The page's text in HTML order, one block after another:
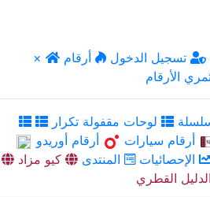
× تسجيل الدخول
أرقام
الأرقام
لوحات مقفولة تكرار
أرقام سيارات
أرقام أوريدو
الإحصائيات المنتدى
كيو مزاد
الدليل القطري